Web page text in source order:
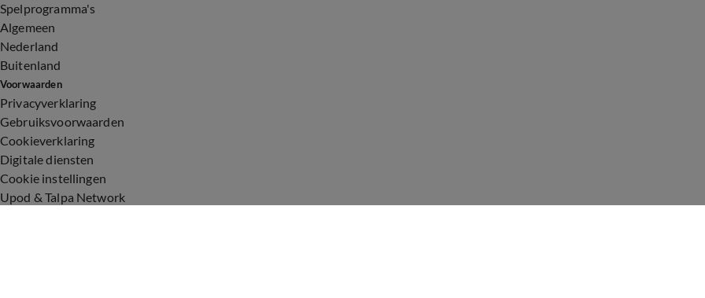
Spelprogramma's
Algemeen
Nederland
Buitenland
Voorwaarden
Privacyverklaring
Gebruiksvoorwaarden
Cookieverklaring
Digitale diensten
Cookie instellingen
Upod & Talpa Network